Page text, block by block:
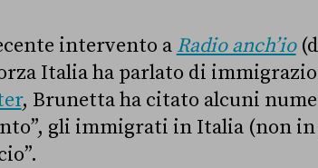
intervento a Radio anch’io
Italia ha parlato di
, Brunetta ha citato alcuni
gli immigrati in Italia (non in